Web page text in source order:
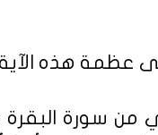
عظمة هذه
من سورة